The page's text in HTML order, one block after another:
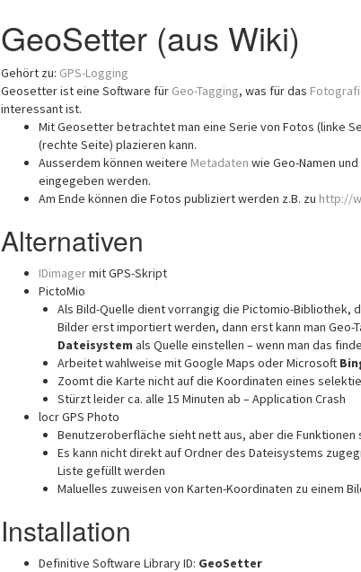
GeoSetter (aus Wiki)
Gehört zu: GPS-Logging
Geosetter ist eine Software für Geo-Tagging, was für das
interessant ist.
Mit Geosetter betrachtet man eine Serie von Fotos (linke
(rechte Seite) plazieren kann.
Ausserdem können weitere Metadaten wie Geo-Namen
eingegeben werden.
Am Ende können die Fotos publiziert werden z.B. zu http://
Alternativen
IDimagermit GPS-Skript
PictoMio
Als Bild-Quelle dient vorrangig die Pictomio-Bibliothek,
Bilder erst importiert werden, dann erst kann man Geo-
Dateisystem als Quelle einstellen – wenn man das
Arbeitet wahlweise mit Google Maps oder Microsoft
Zoomt die Karte nicht auf die Koordinaten eines
Stürzt leider ca. alle 15 Minuten ab – Application Crash
locr GPS Photo
Benutzeroberfläche sieht nett aus, aber die Funktionen
Es kann nicht direkt auf Ordner des Dateisystems
Liste gefüllt werden
Maluelles zuweisen von Karten-Koordinaten zu einem
Installation
Definitive Software Library ID: GeoSetter